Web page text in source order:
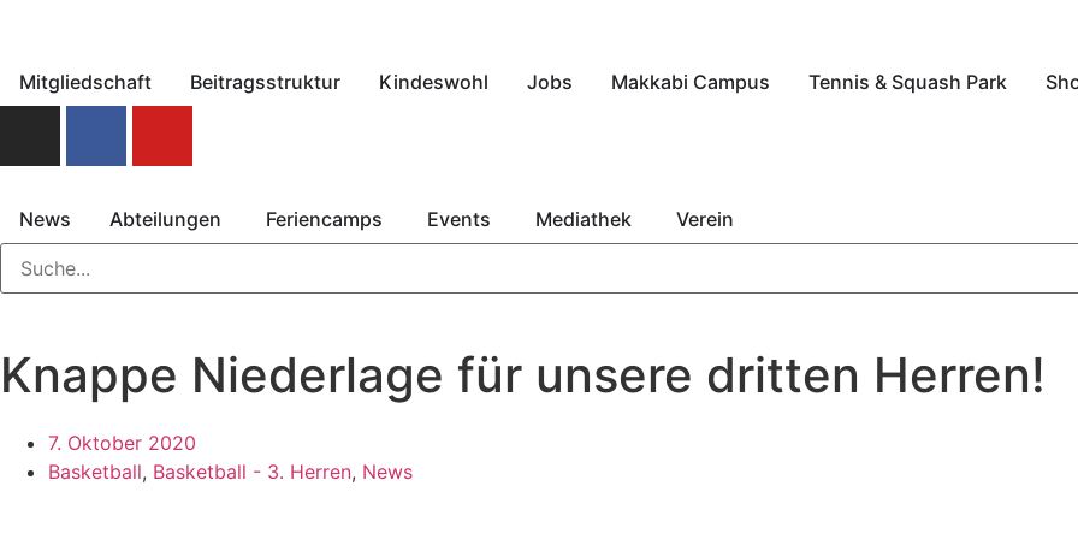
Mitgliedschaft Beitragsstruktur Kindeswohl Jobs Makkabi Campus Tennis & Squash Park
News Abteilungen Feriencamps Events Mediathek Verein
Knappe Niederlage für unsere dritten Herren!
7. Oktober 2020
Basketball, Basketball - 3. Herren, News